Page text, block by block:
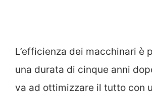
L’efficienza dei macchinari è
una durata di cinque anni
va ad ottimizzare il tutto con